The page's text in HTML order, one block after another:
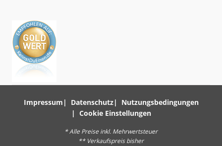
Impressum Datenschutz
Nutzungsbedingungen
Cookie Einstellungen
* Alle Preise inkl. Mehrwertsteuer
** Verkaufspreis bisher